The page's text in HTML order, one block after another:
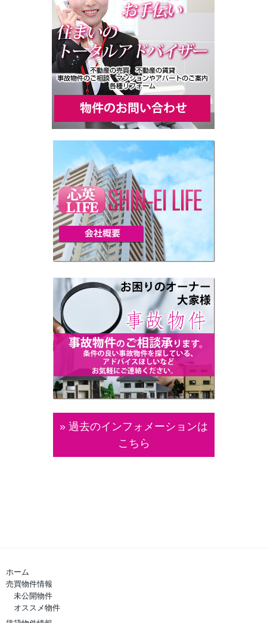
» 過去のインフォメーションは
こちら
ホーム
売買物件情報
未公開物件
オススメ物件